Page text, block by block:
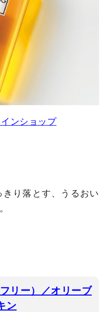
ンショップ
り落とす、うるおい
リー）／オリーブ
ン